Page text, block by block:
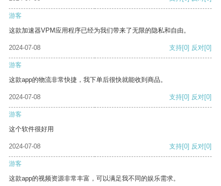
游客
这款加速器VPM应用程序已经为我们带来了无限的隐私和自由。
2024-07-08 支持[0] 反对[0]
游客
这款app的物流非常快捷，我下单后很快就能收到商品。
2024-07-08 支持[0] 反对[0]
游客
这个软件很好用
2024-07-08 支持[0] 反对[0]
游客
这款app的视频资源非常丰富，可以满足我不同的娱乐需求。